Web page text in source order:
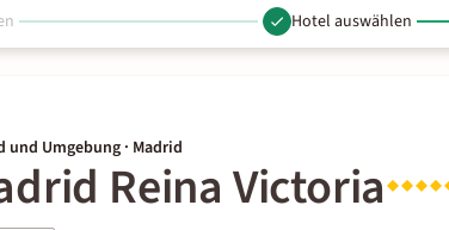
Hotel auswählen
und Umgebung · Madrid
Reina Victoria